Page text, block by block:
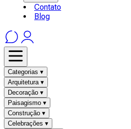
Contato
Blog
Categorias ▾
Arquitetura ▾
Decoração ▾
Paisagismo ▾
Construção ▾
Celebrações ▾